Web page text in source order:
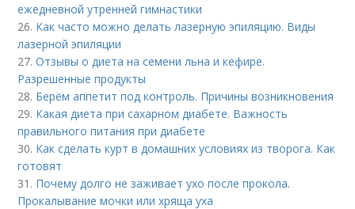
ежедневной утренней гимнастики
26. Как часто можно делать лазерную эпиляцию. Виды
лазерной эпиляции
27.Отзывы о диета на семени льна и кефире.
Разрешенные продукты
28. Берём аппетит под контроль. Причины возникновения
29. Какая диета при сахарном диабете. Важность
правильного питания при диабете
30. Как сделать курт в домашних условиях из творога. Как
готовят
31. Почему долго не заживает ухо после прокола.
Прокалывание мочки или хряща уха